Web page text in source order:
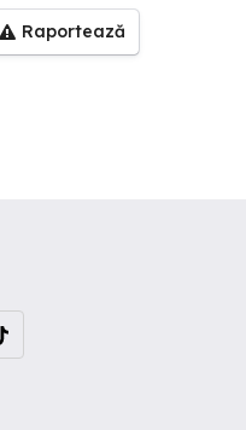
Raportează